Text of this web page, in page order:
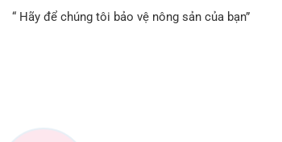
“ Hãy để chúng tôi bảo vệ nông sản của bạn”